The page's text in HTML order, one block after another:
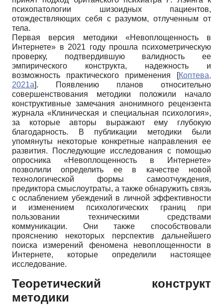
психопатологии шизоидных пациентов,
отождествляющих себя с разумом, отлученным от
тела.
Первая версия методики «Невоплощенность в
Интернете» в 2021 году прошла психометрическую
проверку, подтвердившую валидность ее
эмпирического конструкта, надежность и
возможность практического применения
[Коптева,
2021а]. Появлению планов относительно
совершенствования методики положили начало
конструктивные замечания анонимного рецензента
журнала «Клиническая и специальная психология»,
за которые авторы выражают ему глубокую
благодарность. В публикации методики были
упомянуты некоторые конкретные направления ее
развития. Последующие исследования с помощью
опросника «Невоплощенность в Интернете»
позволили определить ее в качестве новой
технологической формы самоотчуждения,
предиктора смыслоутраты, а также обнаружить связь
с ослаблением убеждений в личной эффективности
и изменением психологических границ при
пользовании техническими средствами
коммуникации. Они также способствовали
прояснению некоторых перспектив дальнейшего
поиска измерений феномена невоплощенности в
Интернете, которые определили настоящее
исследование.
Теоретический конструкт
методики